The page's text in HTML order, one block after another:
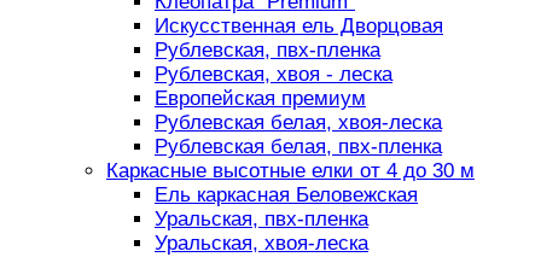
Искусственная ель Дворцовая
Рублевская, пвх-пленка
Рублевская, хвоя - леска
Европейская премиум
Рублевская белая, хвоя-леска
Рублевская белая, пвх-пленка
Каркасные высотные елки от 4 до 30 м
Ель каркасная Беловежская
Уральская, пвх-пленка
Уральская, хвоя-леска